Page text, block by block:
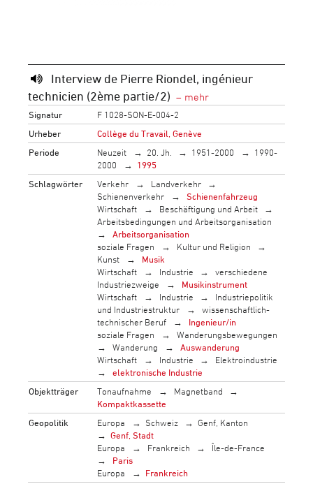
Interview de Pierre Riondel, ingénieur
technicien (2ème partie/2)
Signatur
F 1028-SON-E-004-2
Urheber
Collège du Travail, Genève
Periode
Neuzeit 20. Jh. 1951-2000
1990-
2000
1995
Schlagwörter
Verkehr
Landverkehr
Schienenverkehr
Schienenfahrzeug
Wirtschaft
Beschäftigung und Arbeit
Arbeitsbedingungen und Arbeitsorganisation
Arbeitsorganisation
soziale Fragen
Kultur und Religion
Kunst
Musik
Wirtschaft
Industrie
verschiedene
Industriezweige
Musikinstrument
Wirtschaft
Industrie
Industriepolitik
und Industriestruktur
wissenschaftlich-
technischer Beruf
Ingenieur/in
soziale Fragen
Wanderungsbewegungen
Wanderung
Auswanderung
Wirtschaft
Industrie
Elektroindustrie
elektronische Industrie
Objektträger
Tonaufnahme
Magnetband
Kompaktkassette
Geopolitik
Europa Schweiz
Genf, Kanton
Genf, Stadt
Europa
Frankreich
Île-de-France
Paris
Europa
Frankreich